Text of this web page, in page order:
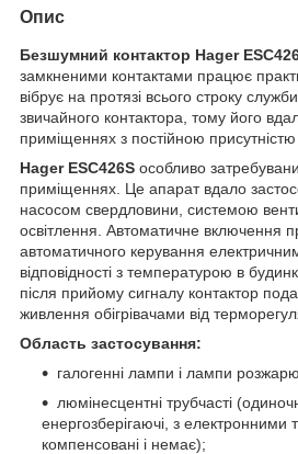
Опис
Безшумний контактор Hager
замкненими контактами працює
вібрує на протязі всього строку
звичайного контактора, тому його
приміщеннях з постійною
Hager ESC426S особливо
приміщеннях. Це апарат вдало
насосом свердловини, системою
освітлення. Автоматичне включення
автоматичного керування
відповідності з температурою в
після прийому сигналу контактор
живлення обігрівачами від
Область застосування:
галогенні лампи і лампи
люмінесцентні трубчасті
енергозберігаючі, з
компенсовані і немає);